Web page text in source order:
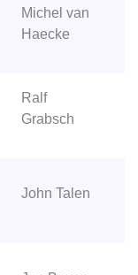
Michel van
Haecke
Ralf
Grabsch
John Talen